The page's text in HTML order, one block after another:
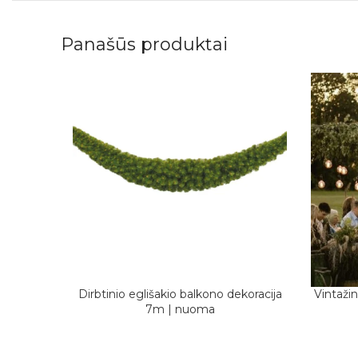
Panašūs produktai
DAUGIAU
Dirbtinio eglišakio balkono dekoracija
7m | nuoma